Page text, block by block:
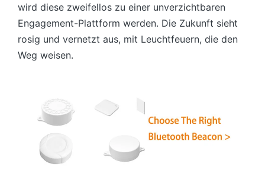
wird diese zweifellos zu einer unverzichtbaren
Engagement-Plattform werden. Die Zukunft sieht
rosig und vernetzt aus, mit Leuchtfeuern, die den
Weg weisen.